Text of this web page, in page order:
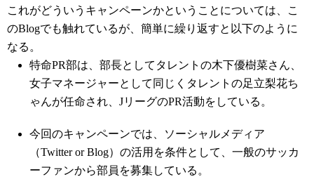
これがどういうキャンペーンかということについては、こ
のBlogでも触れているが、簡単に繰り返すと以下のように
なる。
特命PR部は、部長としてタレントの木下優樹菜さん、
女子マネージャーとして同じくタレントの足立梨花ち
ゃんが任命され、JリーグのPR活動をしている。
今回のキャンペーンでは、ソーシャルメディア
（Twitter or Blog）の活用を条件として、一般のサッカ
ーファンから部員を募集している。